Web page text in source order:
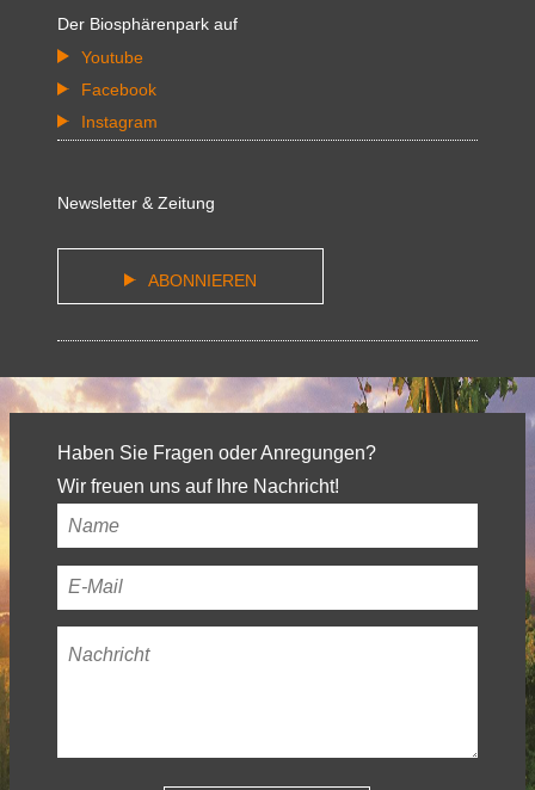
Der Biosphärenpark auf
Youtube
Facebook
Instagram
Newsletter & Zeitung
ABONNIEREN
Haben Sie Fragen oder Anregungen?
Wir freuen uns auf Ihre Nachricht!
Ihr
Name*
Ihre
E-
Mail-
Nachricht*